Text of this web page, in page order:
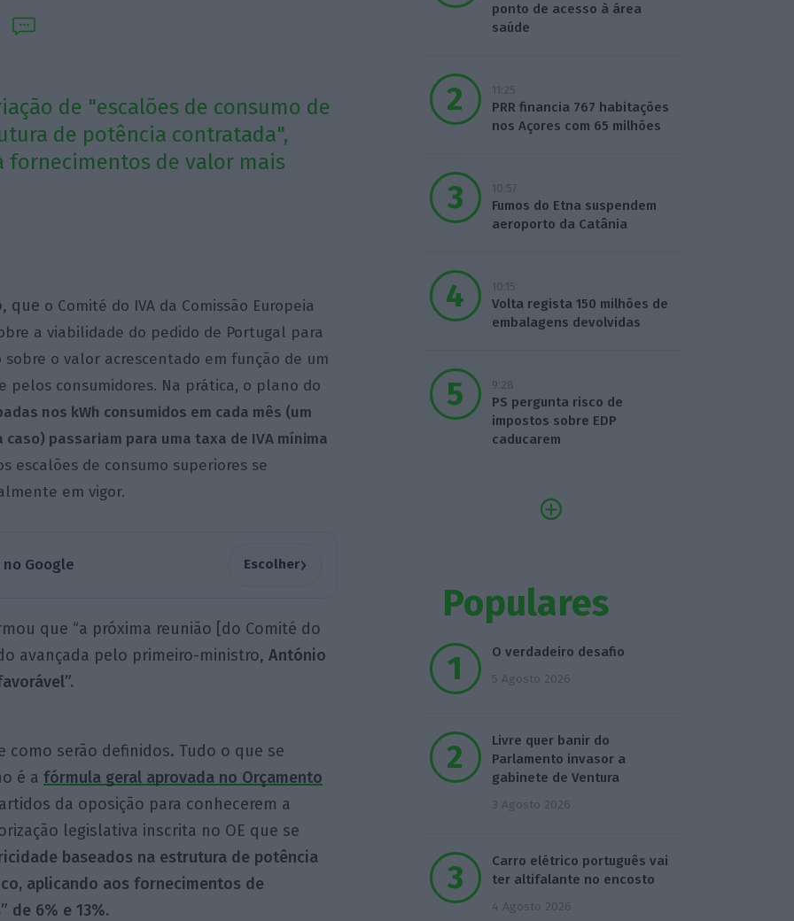
de "escalões de consumo de
de potência contratada",
fornecimentos de valor mais
que o Comité do IVA da Comissão Europeia
a viabilidade do pedido de Portugal para
o valor acrescentado em função de um
pelos consumidores. Na prática, o plano do
nos kWh consumidos em cada mês (um
passariam para uma taxa de IVA mínima
escalões de consumo superiores se
em vigor.
Google Escolher›
que “a próxima reunião [do Comité do
avançada pelo primeiro-ministro, António
como serão definidos. Tudo o que se
é a fórmula geral aprovada no Orçamento
da oposição para conhecerem a
legislativa inscrita no OE que se
baseados na estrutura de potência
aplicando aos fornecimentos de
de 6% e 13%.
ponto de acesso à área
saúde
11:25
PRR financia 767 habitações
nos Açores com 65 milhões
10:57
Fumos do Etna suspendem
aeroporto da Catânia
10:15
Volta regista 150 milhões de
embalagens devolvidas
9:28
PS pergunta risco de
impostos sobre EDP
caducarem
Populares
O verdadeiro desafio
5 Agosto 2026
Livre quer banir do
Parlamento invasor a
gabinete de Ventura
3 Agosto 2026
Carro elétrico português vai
ter altifalante no encosto
4 Agosto 2026